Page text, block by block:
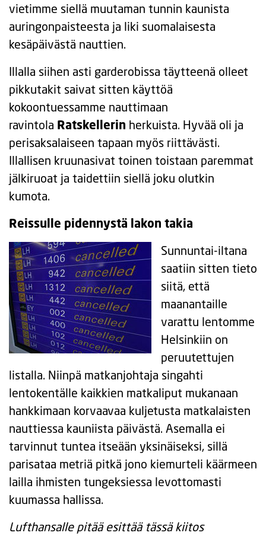
vietimme siellä muutaman tunnin kaunista
auringonpaisteesta ja liki suomalaisesta
kesäpäivästä nauttien.
Illalla siihen asti garderobissa täytteenä olleet
pikkutakit saivat sitten käyttöä
kokoontuessamme nauttimaan
ravintola Ratskellerin herkuista. Hyvää oli ja
perisaksalaiseen tapaan myös riittävästi.
Illallisen kruunasivat toinen toistaan paremmat
jälkiruoat ja taidettiin siellä joku olutkin
kumota.
Reissulle pidennystä lakon takia
Sunnuntai-iltana
saatiin sitten tieto
siitä, että
maanantaille
varattu lentomme
Helsinkiin on
peruutettujen
listalla. Niinpä matkanjohtaja singahti
lentokentälle kaikkien matkaliput mukanaan
hankkimaan korvaavaa kuljetusta matkalaisten
nauttiessa kauniista päivästä. Asemalla ei
tarvinnut tuntea itseään yksinäiseksi, sillä
parisataa metriä pitkä jono kiemurteli käärmeen
lailla ihmisten tungeksiessa levottomasti
kuumassa hallissa.
Lufthansalle pitää esittää tässä kiitos